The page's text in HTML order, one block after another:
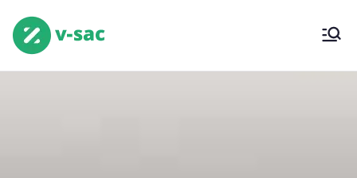
contenido
(Grupounetcom)